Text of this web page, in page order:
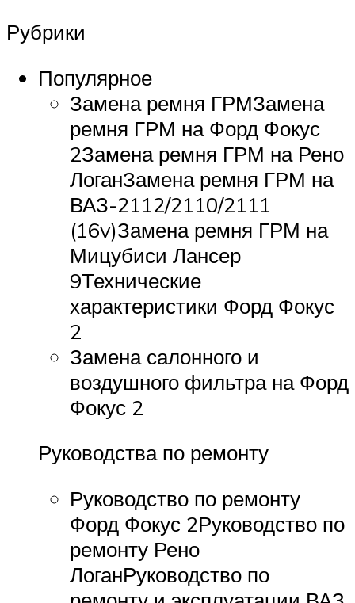
Рубрики
Популярное
Замена ремня ГРМЗамена
ремня ГРМ на Форд Фокус
2Замена ремня ГРМ на Рено
ЛоганЗамена ремня ГРМ на
ВАЗ-2112/2110/2111
(16v)Замена ремня ГРМ на
Мицубиси Лансер
9Технические
характеристики Форд Фокус
2
Замена салонного и
воздушного фильтра на Форд
Фокус 2
Руководства по ремонту
Руководство по ремонту
Форд Фокус 2Руководство по
ремонту Рено
ЛоганРуководство по